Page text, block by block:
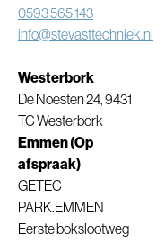
0593 565 143
info@stevasttechniek.nl
Westerbork
De Noesten 24, 9431
TC Westerbork
Emmen (Op
afspraak)
GETEC
PARK.EMMEN
Eerste bokslootweg